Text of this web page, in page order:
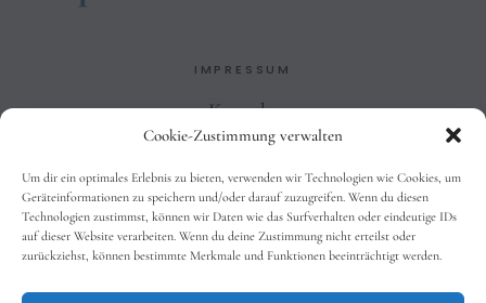
Cookie-Zustimmung verwalten
Um dir ein optimales Erlebnis zu bieten, verwenden wir Technologien wie Cookies, um
Geräteinformationen zu speichern und/oder darauf zuzugreifen. Wenn du diesen
Technologien zustimmst, können wir Daten wie das Surfverhalten oder eindeutige IDs
auf dieser Website verarbeiten. Wenn du deine Zustimmung nicht erteilst oder
zurückziehst, können bestimmte Merkmale und Funktionen beeinträchtigt werden.
IMPRESSUM
Kontakt
Impressum
Datenschutzbelehrung
AGB
SOCIALS